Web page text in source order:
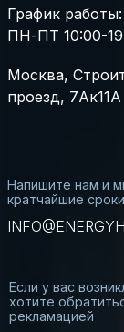
Москва,
проезд, 7Ак11А
Если у вас
хотите
рекламацией
Напишите нам и
кратчайшие сроки
График работы:
ПН-ПТ 10:00-